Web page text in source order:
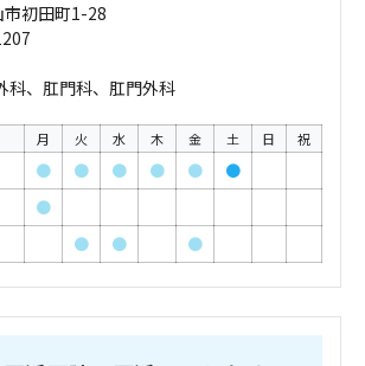
市初田町1-28
科、肛門科、肛門外科
月 火 水 木 金 土 日 祝
● ● ● ● ●
●
●
● ● ●